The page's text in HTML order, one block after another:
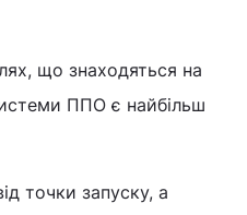
що знаходяться на
ППО є найбільш
точки запуску, а